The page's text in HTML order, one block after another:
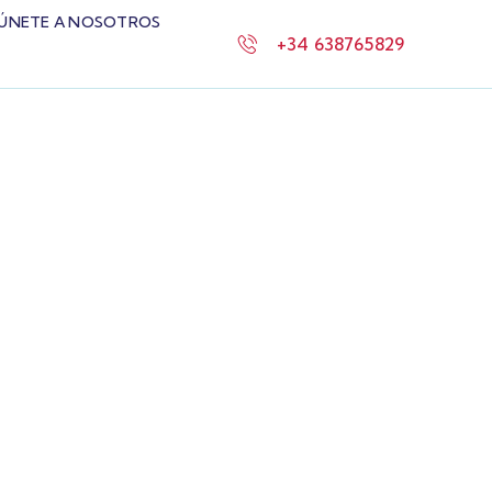
A NOSOTROS
+34 638765829